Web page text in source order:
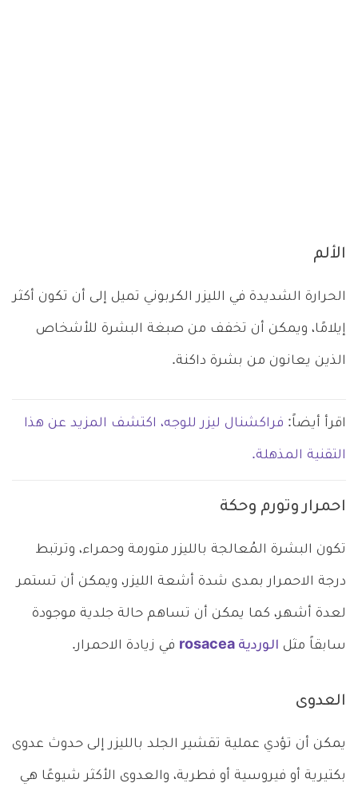
الألم
الحرارة الشديدة في الليزر الكربوني تميل إلى أن تكون أكثر
إيلامًا، ويمكن أن تخفف من صبغة البشرة للأشخاص
الذين يعانون من بشرة داكنة.
اقرأ أيضاً: فراكشنال ليزر للوجه، اكتشف المزيد عن هذا
التقنية المذهلة.
احمرار وتورم وحكة
تكون البشرة المُعالجة بالليزر متورمة وحمراء، وترتبط
درجة الاحمرار بمدى شدة أشعة الليزر، ويمكن أن تستمر
لعدة أشهر، كما يمكن أن تساهم حالة جلدية موجودة
سابقاً مثل الوردية rosacea في زيادة الاحمرار.
العدوى
يمكن أن تؤدي عملية تقشير الجلد بالليزر إلى حدوث عدوى
بكتيرية أو فيروسية أو فطرية، والعدوى الأكثر شيوعًا هي